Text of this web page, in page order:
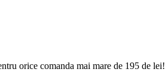
orice comanda mai mare de 195 de lei!